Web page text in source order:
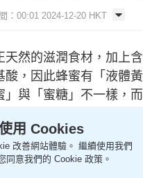
：00:01 2024-12-20 HKT
天然的滋潤食材，加上
酸，因此蜂蜜有「液體
」與「蜜糖」不一樣，
介紹多種蜂蜜的特點
食宜忌，讓大家視乎個
用 Cookies
改善網站體驗。 繼續使用我們
同意我們的 Cookie 政策。